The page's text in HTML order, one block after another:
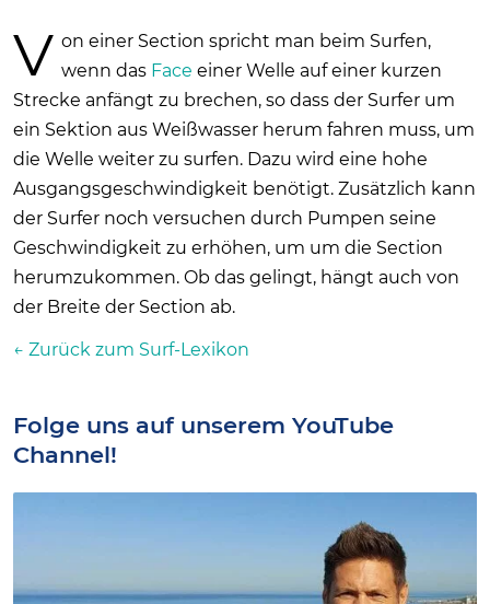
V on einer Section spricht man beim Surfen,
wenn das Face einer Welle auf einer kurzen
Strecke anfängt zu brechen, so dass der Surfer um
ein Sektion aus Weißwasser herum fahren muss, um
die Welle weiter zu surfen. Dazu wird eine hohe
Ausgangsgeschwindigkeit benötigt. Zusätzlich kann
der Surfer noch versuchen durch Pumpen seine
Geschwindigkeit zu erhöhen, um um die Section
herumzukommen. Ob das gelingt, hängt auch von
der Breite der Section ab.
← Zurück zum Surf-Lexikon
Folge uns auf unserem YouTube
Channel!